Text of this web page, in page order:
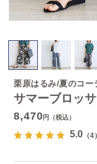
サマーブロッ
栗原はるみ/夏のコー
8,470円（税込）
5.0（4）